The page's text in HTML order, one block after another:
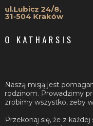
ul.Lubicz 24/8,
31-504 Kraków
O KATHARSIS
Naszą misją jest
rodzinom. Prowadzimy
zrobimy wszystko, żeby
Przekonaj się, że z